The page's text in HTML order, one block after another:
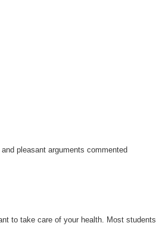
pleasant arguments commented
to take care of your health. Most students